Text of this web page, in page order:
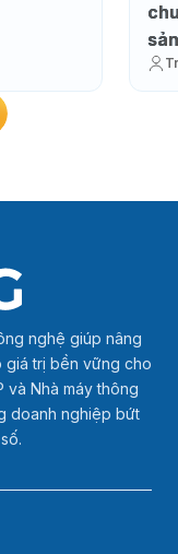
nghệ giúp nâng
giá trị bền vững cho
và Nhà máy thông
doanh nghiệp bứt